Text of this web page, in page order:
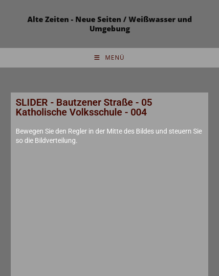
Alte Zeiten - Neue Seiten / Weißwasser und
Umgebung
MENÜ
SLIDER - Bautzener Straße - 05
Katholische Volksschule - 004
Bewegen Sie den Regler in der Mitte des Bildes und steuern Sie
so die Bildverteilung.